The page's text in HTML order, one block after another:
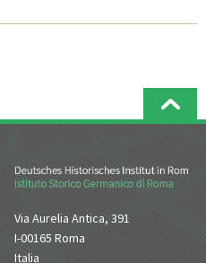
Via Aurelia Antica, 391
I-00165 Roma
Italia